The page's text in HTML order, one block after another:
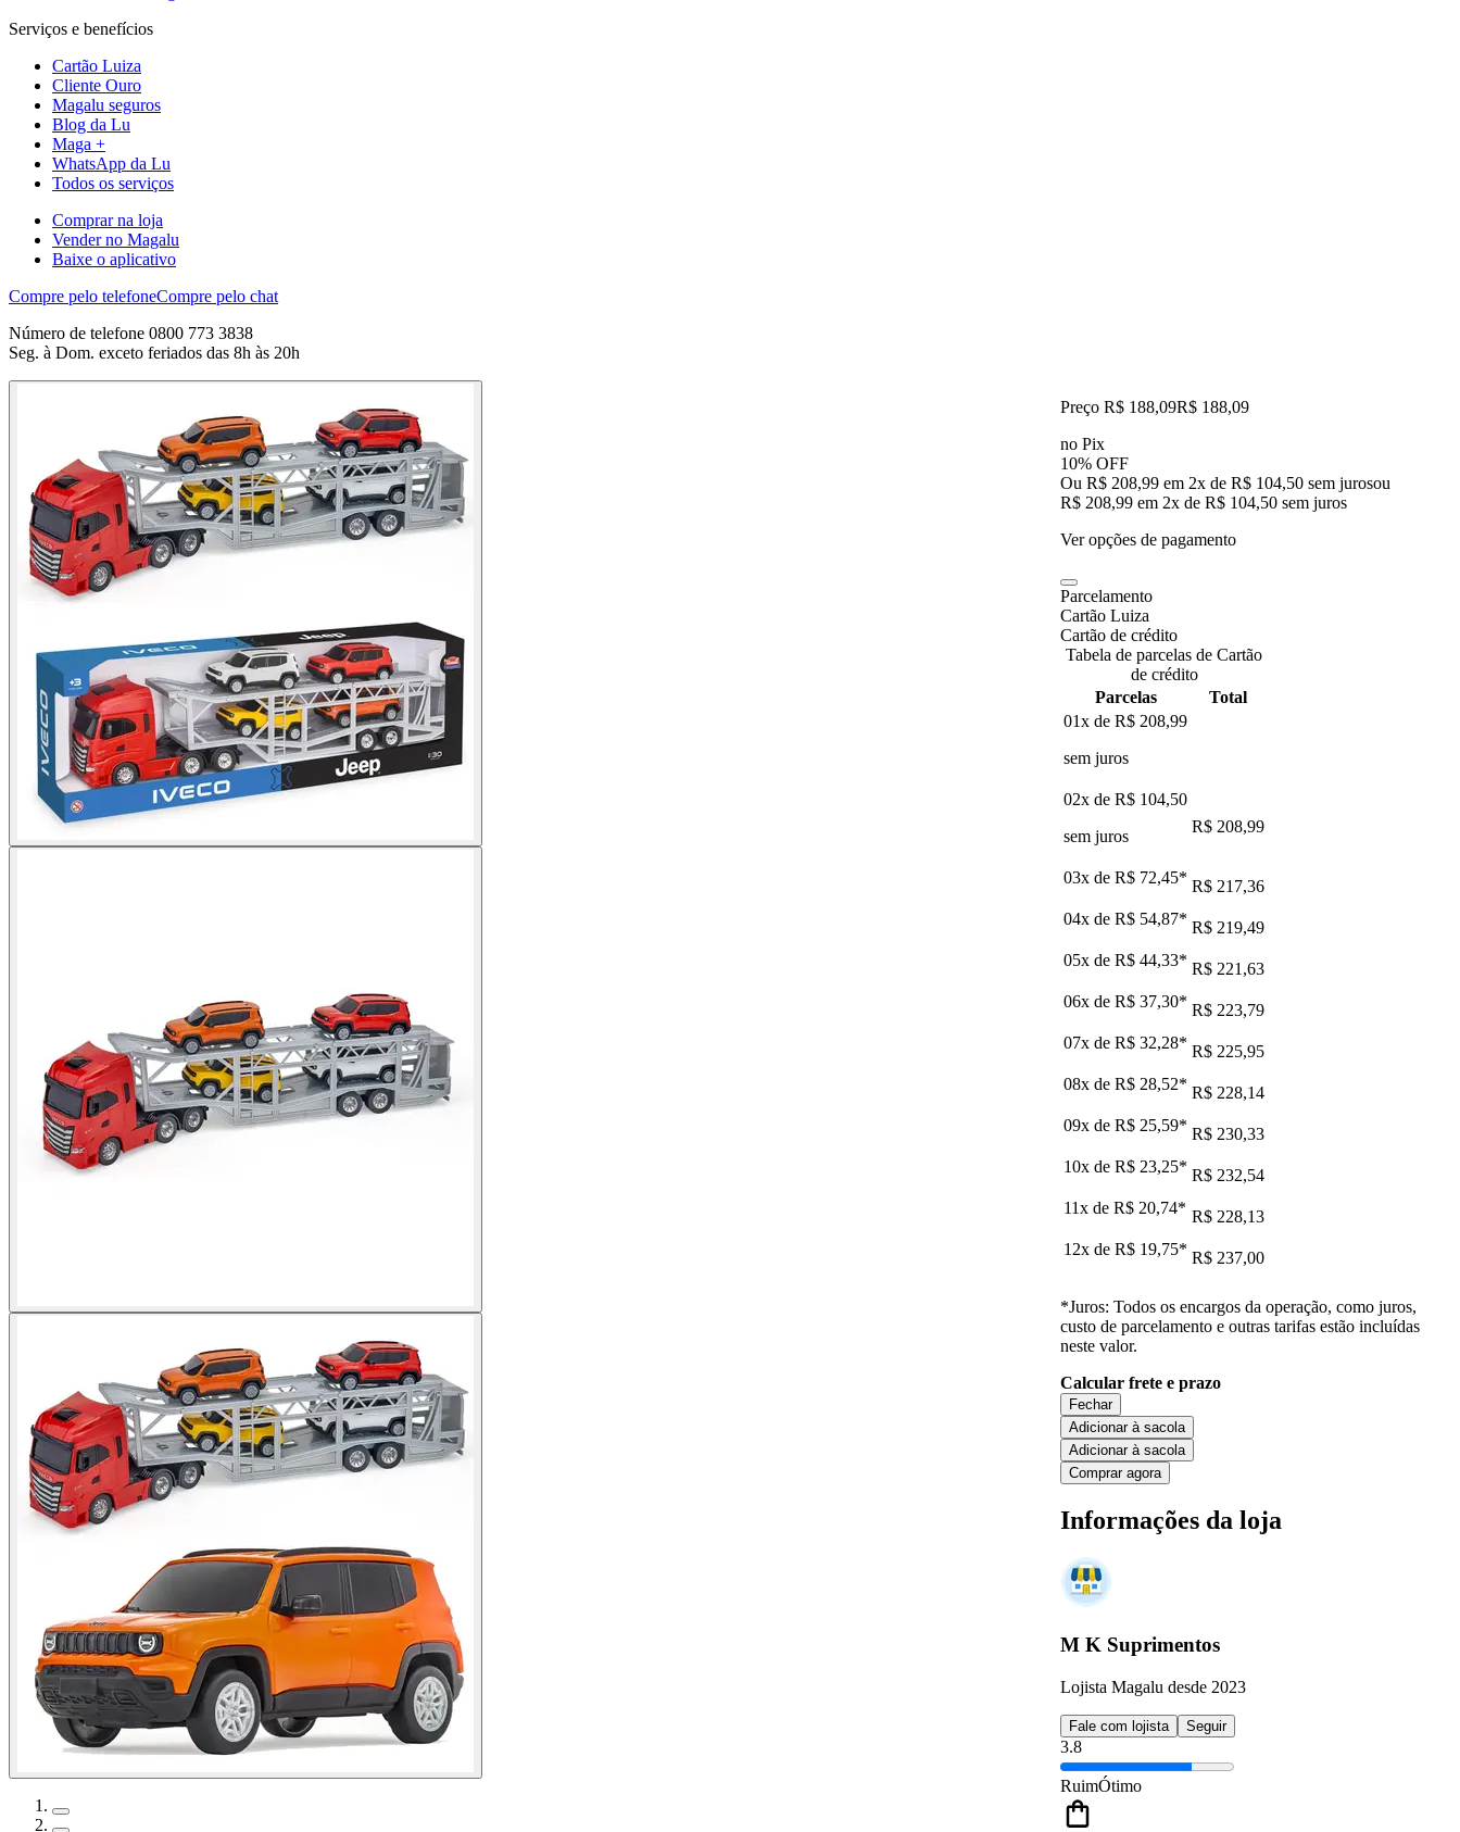
Serviços e benefícios
Cartão Luiza
Cliente Ouro
Magalu seguros
Blog da Lu
Maga +
WhatsApp da Lu
Todos os serviços
Comprar na loja
Vender no Magalu
Baixe o aplicativo
Compre pelo telefoneCompre pelo chat
Número de telefone 0800 773 3838
Seg. à Dom. exceto feriados das 8h às 20h
Preço R$ 188,09R$ 188,09
no Pix
10% OFF
Ou R$ 208,99 em 2x de R$ 104,50 sem jurosou
R$ 208,99 em 2x de R$ 104,50 sem juros
Ver opções de pagamento
Parcelamento
Cartão Luiza
Cartão de crédito
Tabela de parcelas de Cartão
de crédito
Parcelas
Total
01x de R$ 208,99
sem juros
02x de R$ 104,50
sem juros
R$ 208,99
03x de R$ 72,45* R$ 217,36
04x de R$ 54,87* R$ 219,49
05x de R$ 44,33* R$ 221,63
06x de R$ 37,30* R$ 223,79
07x de R$ 32,28* R$ 225,95
08x de R$ 28,52* R$ 228,14
09x de R$ 25,59* R$ 230,33
10x de R$ 23,25* R$ 232,54
11x de R$ 20,74* R$ 228,13
12x de R$ 19,75* R$ 237,00
*Juros: Todos os encargos da operação, como juros,
custo de parcelamento e outras tarifas estão incluídas
neste valor.
Calcular frete e prazo
Fechar
Adicionar à sacola
Adicionar à sacola
Comprar agora
Informações da loja
M K Suprimentos
Lojista Magalu desde 2023
Fale com lojista Seguir
3.8
RuimÓtimo